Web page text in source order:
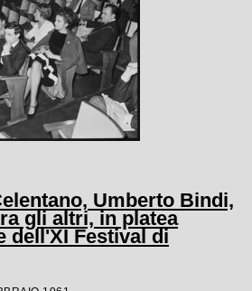
Umberto Bindi,
gli altri, in platea
dell'XI Festival di